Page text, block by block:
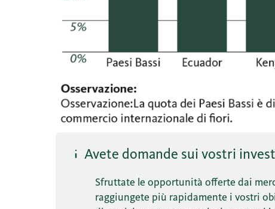
Avete domande sui vostri
Sfruttate le opportunità offerte dai
raggiungete più rapidamente i vostri